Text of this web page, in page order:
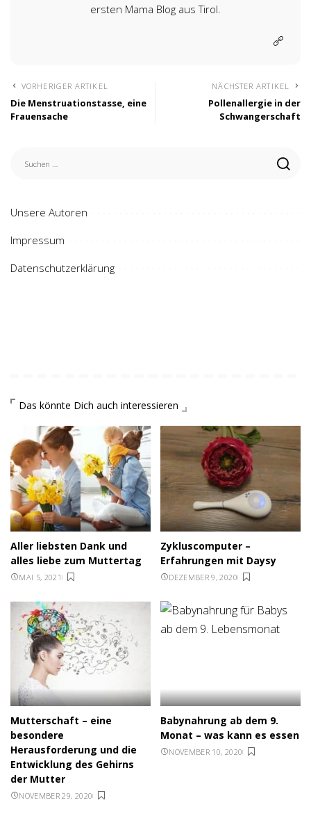
ersten Mama Blog aus Tirol.
VORHERIGER ARTIKEL
Die Menstruationstasse, eine
Frauensache
NÄCHSTER ARTIKEL
Pollenallergie in der
Schwangerschaft
Unsere Autoren
Impressum
Datenschutzerklärung
Das könnte Dich auch interessieren
Aller liebsten Dank und
alles liebe zum Muttertag
MAI 5, 2021
Zykluscomputer –
Erfahrungen mit Daysy
DEZEMBER 9, 2020
Mutterschaft – eine
besondere
Herausforderung und die
Entwicklung des Gehirns
der Mutter
NOVEMBER 29, 2020
Babynahrung ab dem 9.
Monat – was kann es essen
NOVEMBER 10, 2020